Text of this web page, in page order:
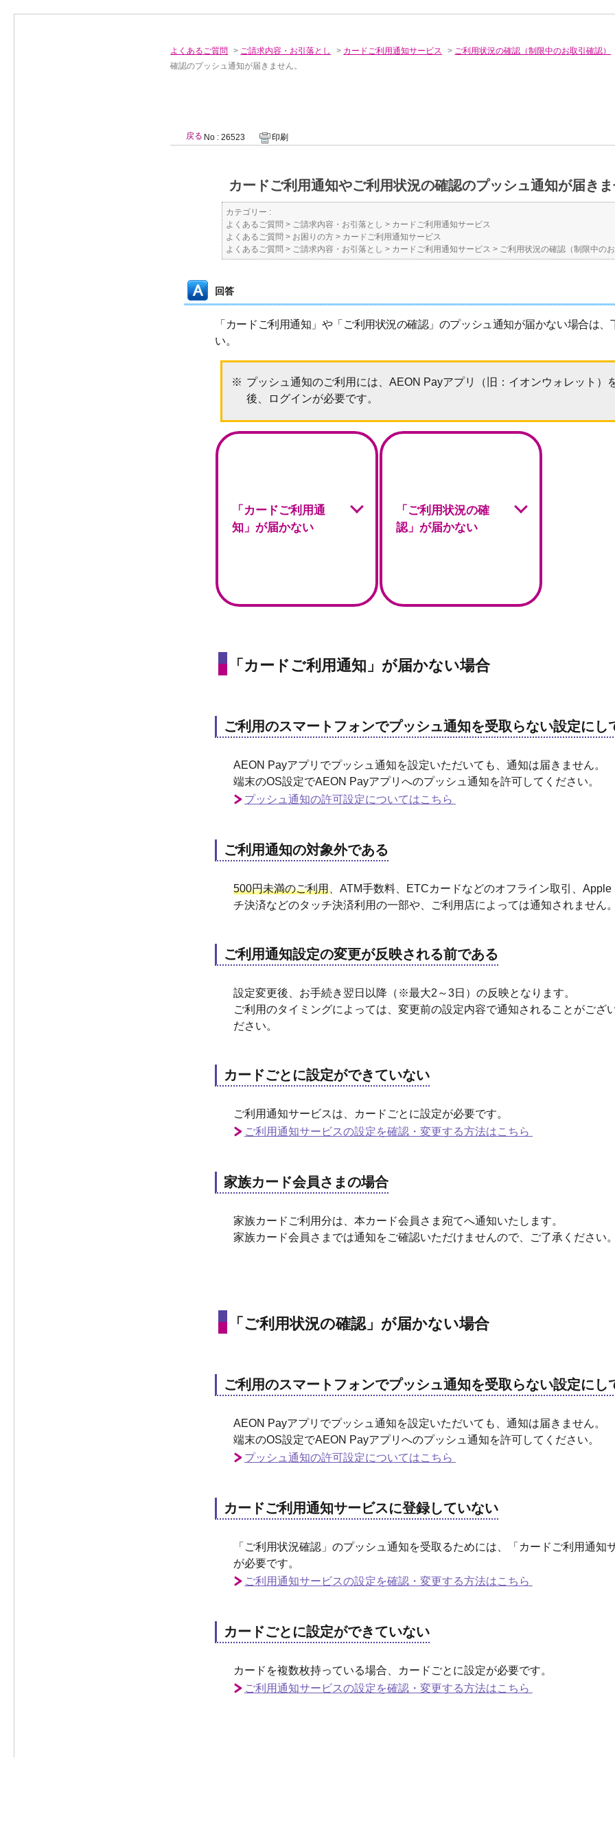
よくあるご質問 > ご請求内容・お引落とし > カードご利用通知サービス > ご利用状況の確認（制限中のお取引確認）
確認のプッシュ通知が届きません。
戻る No : 26523 印刷
カードご利用通知やご利用状況の確認のプッシュ通知が届きま
カテゴリー :
よくあるご質問 > ご請求内容・お引落とし > カードご利用通知サービス
よくあるご質問 > お困りの方 > カードご利用通知サービス
よくあるご質問 > ご請求内容・お引落とし > カードご利用通知サービス > ご利用状況の確認（制限中のお
回答
「カードご利用通知」や「ご利用状況の確認」のプッシュ通知が届かない場合は、
い。
プッシュ通知のご利用には、AEON Payアプリ（旧：イオンウォレット）
後、ログインが必要です。
「カードご利用通
知」が届かない
「ご利用状況の確
認」が届かない
「カードご利用通知」が届かない場合
ご利用のスマートフォンでプッシュ通知を受取らない設定にし
AEON Payアプリでプッシュ通知を設定いただいても、通知は届きません。
端末のOS設定でAEON Payアプリへのプッシュ通知を許可してください。
プッシュ通知の許可設定についてはこちら
ご利用通知の対象外である
500円未満のご利用、ATM手数料、ETCカードなどのオフライン取引、Apple
チ決済などのタッチ決済利用の一部や、ご利用店によっては通知されません。
ご利用通知設定の変更が反映される前である
設定変更後、お手続き翌日以降（※最大2～3日）の反映となります。
ご利用のタイミングによっては、変更前の設定内容で通知されることがござ
ださい。
カードごとに設定ができていない
ご利用通知サービスは、カードごとに設定が必要です。
ご利用通知サービスの設定を確認・変更する方法はこちら
家族カード会員さまの場合
家族カードご利用分は、本カード会員さま宛てへ通知いたします。
家族カード会員さまでは通知をご確認いただけませんので、ご了承ください。
「ご利用状況の確認」が届かない場合
ご利用のスマートフォンでプッシュ通知を受取らない設定にし
AEON Payアプリでプッシュ通知を設定いただいても、通知は届きません。
端末のOS設定でAEON Payアプリへのプッシュ通知を許可してください。
プッシュ通知の許可設定についてはこちら
カードご利用通知サービスに登録していない
「ご利用状況確認」のプッシュ通知を受取るためには、「カードご利用通知
が必要です。
ご利用通知サービスの設定を確認・変更する方法はこちら
カードごとに設定ができていない
カードを複数枚持っている場合、カードごとに設定が必要です。
ご利用通知サービスの設定を確認・変更する方法はこちら